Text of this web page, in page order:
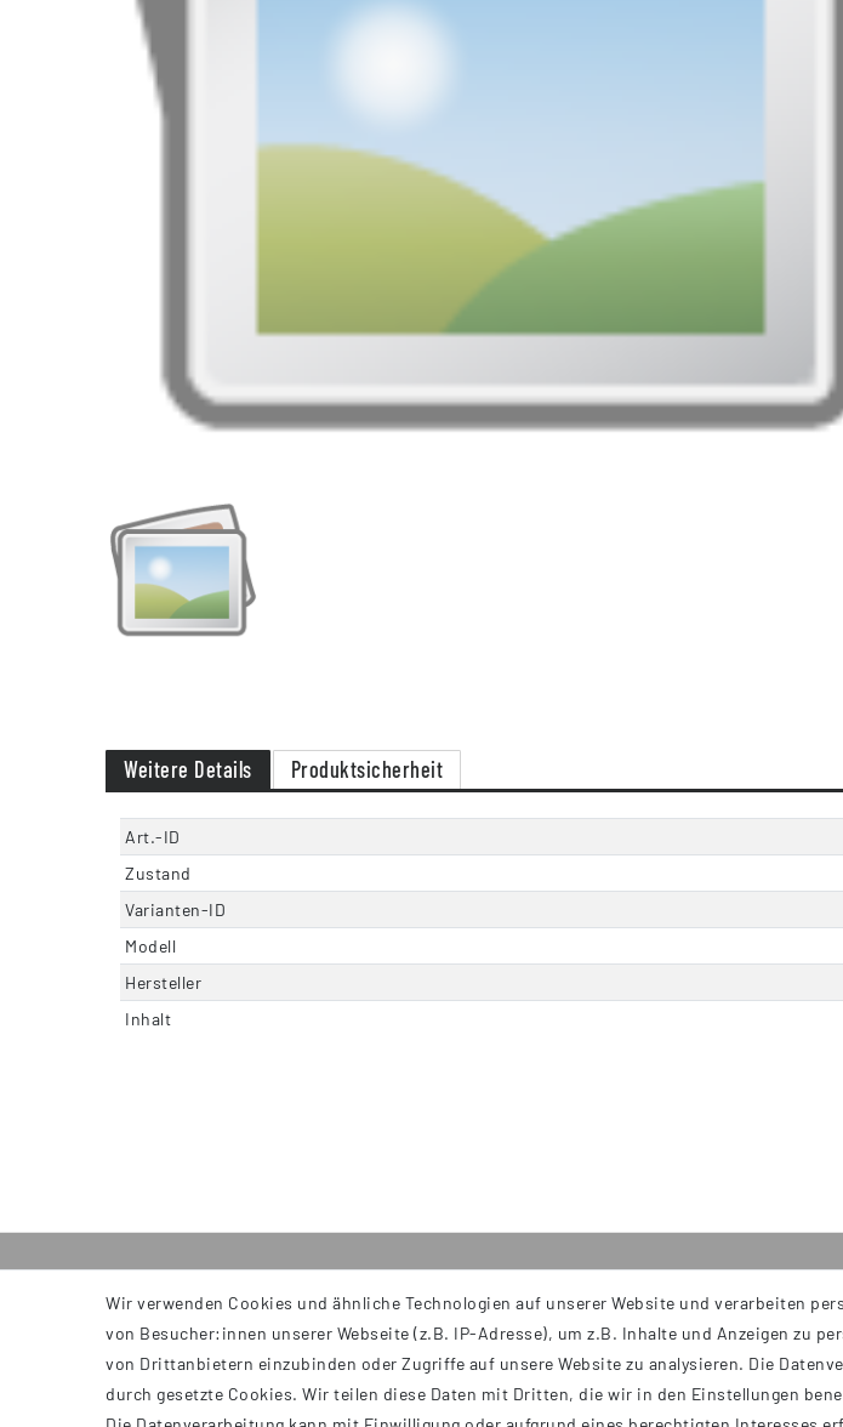
Weitere Details Produktsicherheit
Art.-ID
Zustand
Varianten-ID
Modell
Hersteller
Inhalt
INFORMATIONEN
AGB
Impressum
Service
Kontakt
Versand
Wir verwenden Cookies und ähnliche Technologien auf unserer Website und verarbeiten
von Besucher:innen unserer Webseite (z.B. IP-Adresse), um z.B. Inhalte und Anzeigen zu
von Drittanbietern einzubinden oder Zugriffe auf unsere Website zu analysieren. Die
durch gesetzte Cookies. Wir teilen diese Daten mit Dritten, die wir in den Einstellungen